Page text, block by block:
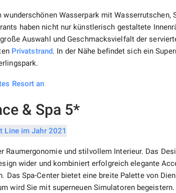
Wasserpark mit Wasserrutschen,
haben nicht nur künstlerisch gestaltete
Auswahl und Geschmacksvielfalt der
Privatstrand. In der Nähe befindet sich ein
Resort an
& Spa 5*
Raumergonomie und stilvollem Interieur. Das
wider und kombiniert erfolgreich elegante
Das Spa-Center bietet eine breite Palette von
wird Sie mit superneuen Simulatoren